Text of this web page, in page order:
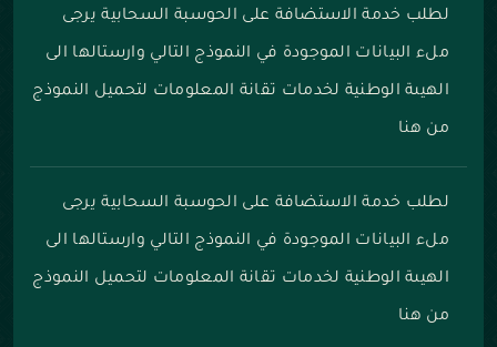
لطلب خدمة الاستضافة على الحوسبة السحابية يرجى
ملء البيانات الموجودة في النموذج التالي وارستالها الى
الهيىة الوطنية لخدمات تقانة المعلومات لتحميل النموذج
من هنا
لطلب خدمة الاستضافة على الحوسبة السحابية يرجى
ملء البيانات الموجودة في النموذج التالي وارستالها الى
الهيىة الوطنية لخدمات تقانة المعلومات لتحميل النموذج
من هنا